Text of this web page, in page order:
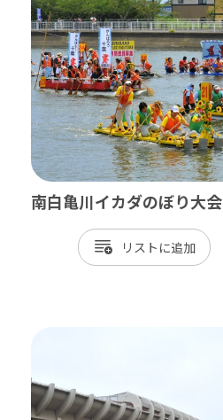
睦沢町
長生村
白子町
長柄町
長南町
南白亀川イカダのぼり大会
リスト